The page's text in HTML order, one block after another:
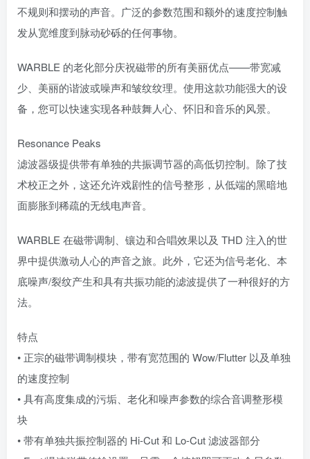
不规则和摆动的声音。广泛的参数范围和额外的速度控制触
发从宽维度到脉动砂砾的任何事物。
WARBLE 的老化部分庆祝磁带的所有美丽优点——带宽减
少、美丽的谐波或噪声和皱纹纹理。使用这款功能强大的设
备，您可以快速实现各种鼓舞人心、怀旧和音乐的风景。
Resonance Peaks
滤波器级提供带有单独的共振调节器的高低切控制。除了技
术校正之外，这还允许戏剧性的信号整形，从低端的黑暗地
面膨胀到稀疏的无线电声音。
WARBLE 在磁带调制、镶边和合唱效果以及 THD 注入的世
界中提供激动人心的声音之旅。此外，它还为信号老化、本
底噪声/裂纹产生和具有共振功能的滤波提供了一种很好的方
法。
特点
• 正宗的磁带调制模块，带有宽范围的 Wow/Flutter 以及单独
的速度控制
• 具有高度集成的污垢、老化和噪声参数的综合音调整形模
块
• 带有单独共振控制器的 Hi-Cut 和 Lo-Cut 滤波器部分